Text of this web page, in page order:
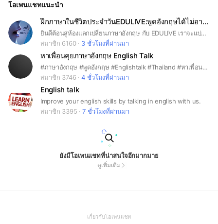
โอเพนแชทแนะนำ
ฝึกภาษาในชีวิตประจำวันEDULIVE:พูดอังกฤษได้ไม่อายใคร
ยินดีต้อนสู่ห้องแลกเปลี่ยนภาษาอังกฤษ กับ EDULIVE เราจะแบ่งปันความรู้ภาษาอังกฤษตั้งแต่วัยเด็ก วันเรียน ไปจนถึงวัยทำงาน เพื่อให้เพื่อนๆ พี่ๆ น้องๆ ได้มาพัฒนาภาษาอังกฤษด้วยกันวันละนิด สะสมไปเรื่อยๆ ครับ และแนะนำ Application พัฒนาภาษาอังกฤษกันนะครับ *งดเว้นการคุยเรื่องการเมือง,การลงทุนโดยเด็ดขาด* พูดภาษาอังกฤษได้ไม่อายใคร ไปกับ EDULIVE สถาบันสอนภาษาอังกฤษออนไลน์แบบสดกับคุณครูชาวต่างชาติ
สมาชิก 6160
3 ชั่วโมงที่ผ่านมา
หาเพื่อนคุยภาษาอังกฤษ English Talk
#ภาษาอังกฤษ #พูดอังกฤษ #Englishtalk #Thailand #หาเพื่อนคุย #ฝึกภาษา #nocost #notpey #Free #Communication #medical #travel #Bangkok #park #restaurant #pharmacy #police #Rent #passport #office #toure
สมาชิก 3746
4 ชั่วโมงที่ผ่านมา
English talk
Improve your english skills by talking in english with us.
สมาชิก 3395
7 ชั่วโมงที่ผ่านมา
ยังมีโอเพนแชทที่น่าสนใจอีกมากมาย
ดูเพิ่มเติม
เกี่ยวกับโอเพนแชท(Open